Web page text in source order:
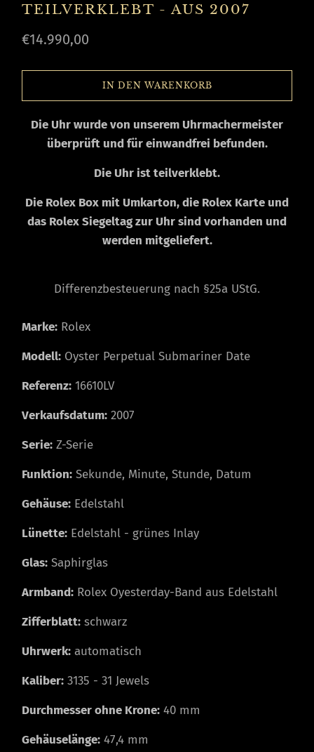
TEILVERKLEBT - AUS 2007
€14.990,00
IN DEN WARENKORB
Die Uhr wurde von unserem Uhrmachermeister
überprüft und für einwandfrei befunden.
Die Uhr ist teilverklebt.
Die Rolex Box mit Umkarton, die Rolex Karte und
das Rolex Siegeltag zur Uhr sind vorhanden und
werden mitgeliefert.
Differenzbesteuerung nach §25a UStG.
Marke: Rolex
Modell: Oyster Perpetual Submariner Date
Referenz: 16610LV
Verkaufsdatum: 2007
Serie: Z-Serie
Funktion: Sekunde, Minute, Stunde, Datum
Gehäuse: Edelstahl
Lünette: Edelstahl - grünes Inlay
Glas: Saphirglas
Armband: Rolex Oyesterday-Band aus Edelstahl
Zifferblatt: schwarz
Uhrwerk: automatisch
Kaliber: 3135 - 31 Jewels
Durchmesser ohne Krone: 40 mm
Gehäuselänge: 47,4 mm